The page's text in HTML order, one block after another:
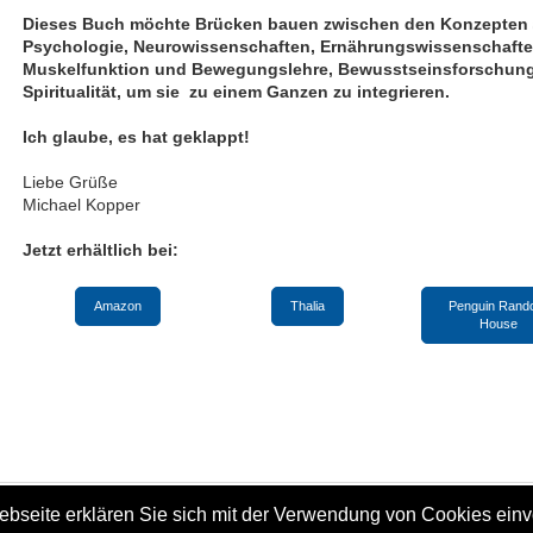
erklären Sie sich mit der Verwendung von Cookies
Dieses Buch möchte Brücken bauen zwischen den Konzepten
Psychologie, Neurowissenschaften,
Muskelfunktion und Bewegungslehre,
Spiritualität, um sie zu einem Ganzen zu integrieren.
Ich glaube, es hat geklappt!
Liebe Grüße
Michael Kopper
Jetzt erhältlich bei:
Amazon Thalia
Penguin
House
Druckversion
Sitemap
© Michael Kopper